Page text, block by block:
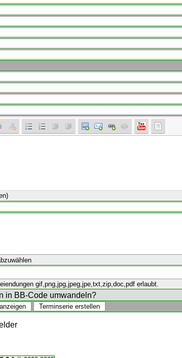
gif,png,jpg,jpeg,jpe,txt,zip,doc,pdf erlaubt.
in BB-Code umwandeln?